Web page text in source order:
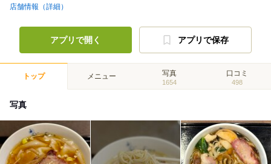
店舗情報（詳細）
アプリで開く アプリで保存
トップ メニュー 写真
1654
口コミ
498
写真